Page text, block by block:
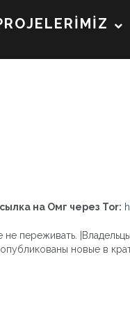
на Омг через Tor:
переживать.
новые в